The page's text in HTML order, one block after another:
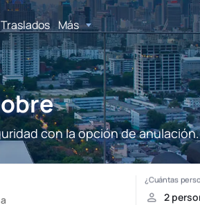
Traslados Más
con la opción de anulación.